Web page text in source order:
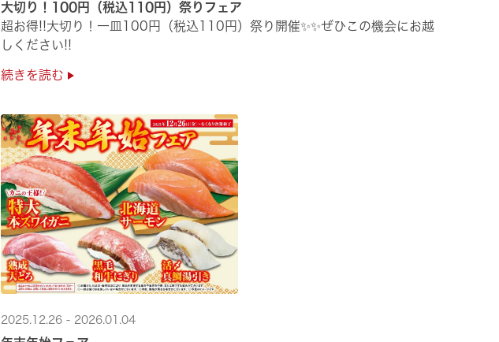
大切り！100円（税込110円）祭りフェア
超お得!!大切り！一皿100円（税込110円）祭り開催✨✨ぜひこの機会にお越
しください!!
続きを読む
2025.12.26 - 2026.01.04